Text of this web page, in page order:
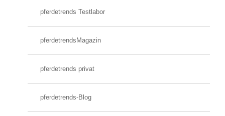
pferdetrends Testlabor
pferdetrendsMagazin
pferdetrends privat
pferdetrends-Blog